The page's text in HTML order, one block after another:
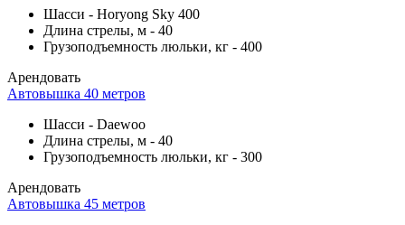
Шасси - Horyong Sky 400
Длина стрелы, м - 40
Грузоподъемность люльки, кг - 400
Арендовать
Автовышка 40 метров
Шасси - Daewoo
Длина стрелы, м - 40
Грузоподъемность люльки, кг - 300
Арендовать
Автовышка 45 метров